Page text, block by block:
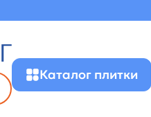
Каталог плитки